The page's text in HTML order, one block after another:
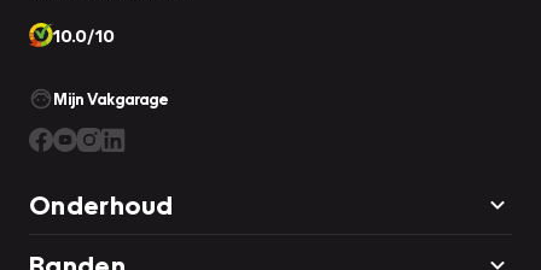
10.0/10
Mijn Vakgarage
Onderhoud